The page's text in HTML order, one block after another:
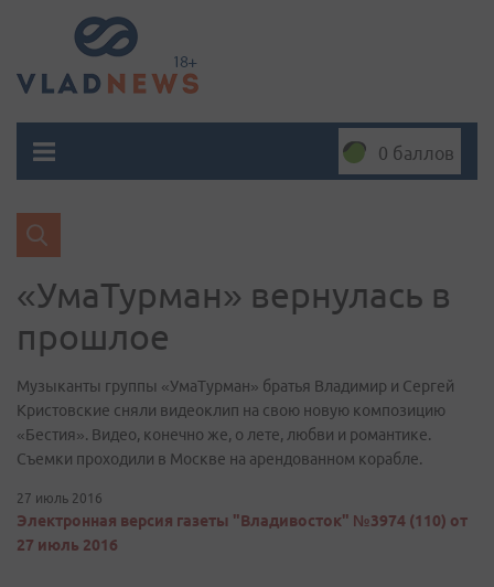
0 баллов
«УмаТурман» вернулась в
прошлое
Музыканты группы «УмаТурман» братья Владимир и Сергей
Кристовские сняли видеоклип на свою новую композицию
«Бестия». Видео, конечно же, о лете, любви и романтике.
Съемки проходили в Москве на арендованном корабле.
27 июль 2016
Электронная версия газеты "Владивосток" №3974 (110) от
27 июль 2016